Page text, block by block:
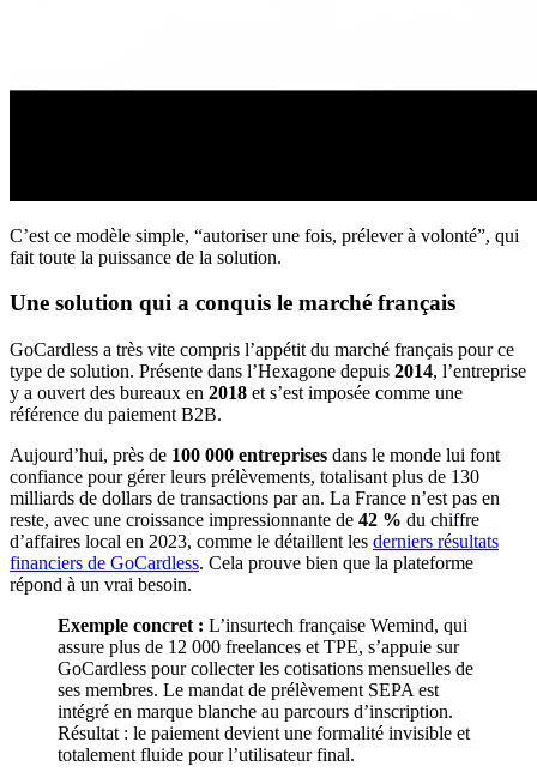
C’est ce modèle simple, “autoriser une fois, prélever à volonté”, qui
fait toute la puissance de la solution.
Une solution qui a conquis le marché français
GoCardless a très vite compris l’appétit du marché français pour ce
type de solution. Présente dans l’Hexagone depuis 2014, l’entreprise
y a ouvert des bureaux en 2018 et s’est imposée comme une
référence du paiement B2B.
Aujourd’hui, près de 100 000 entreprises dans le monde lui font
confiance pour gérer leurs prélèvements, totalisant plus de 130
milliards de dollars de transactions par an. La France n’est pas en
reste, avec une croissance impressionnante de 42 % du chiffre
d’affaires local en 2023, comme le détaillent les derniers résultats
financiers de GoCardless. Cela prouve bien que la plateforme
répond à un vrai besoin.
Exemple concret : L’insurtech française Wemind, qui
assure plus de 12 000 freelances et TPE, s’appuie sur
GoCardless pour collecter les cotisations mensuelles de
ses membres. Le mandat de prélèvement SEPA est
intégré en marque blanche au parcours d’inscription.
Résultat : le paiement devient une formalité invisible et
totalement fluide pour l’utilisateur final.